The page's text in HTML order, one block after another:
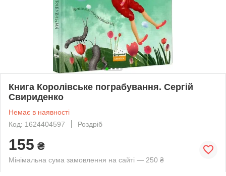
Книга Королівське пограбування. Сергій
Свириденко
Немає в наявності
Код: 1624404597
Роздріб
155 ₴
Мінімальна сума замовлення на сайті — 250 ₴